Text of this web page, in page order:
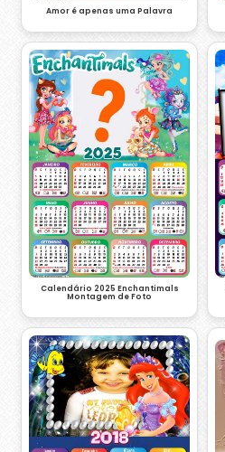
Amor é apenas uma Palavra
Calendário 2025 Enchantimals
Montagem de Foto